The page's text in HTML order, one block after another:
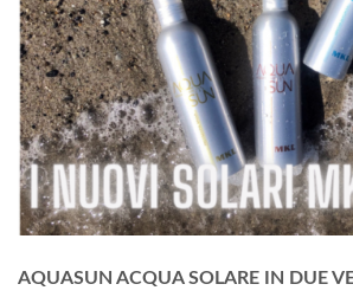
AQUASUN ACQUA SOLARE IN DUE